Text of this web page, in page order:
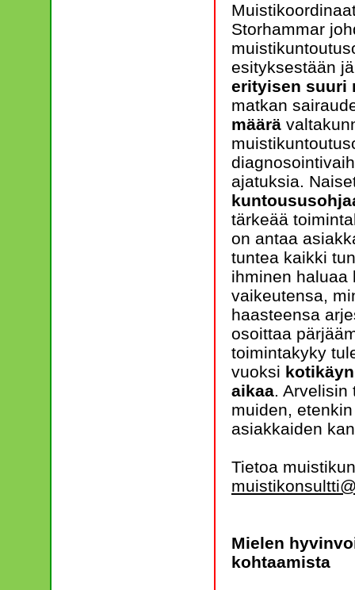
Storhammar
esityksestään
erityisen suuri
matkan
määrä
ajatuksia.
tärkeää
on antaa
tuntea kaikki
ihminen haluaa
vaikeutensa,
haasteensa
osoittaa
toimintakyky
vuoksi
aikaa. Arvelisin
muiden,
asiakkaiden
Tietoa
Mielen
kohtaamista